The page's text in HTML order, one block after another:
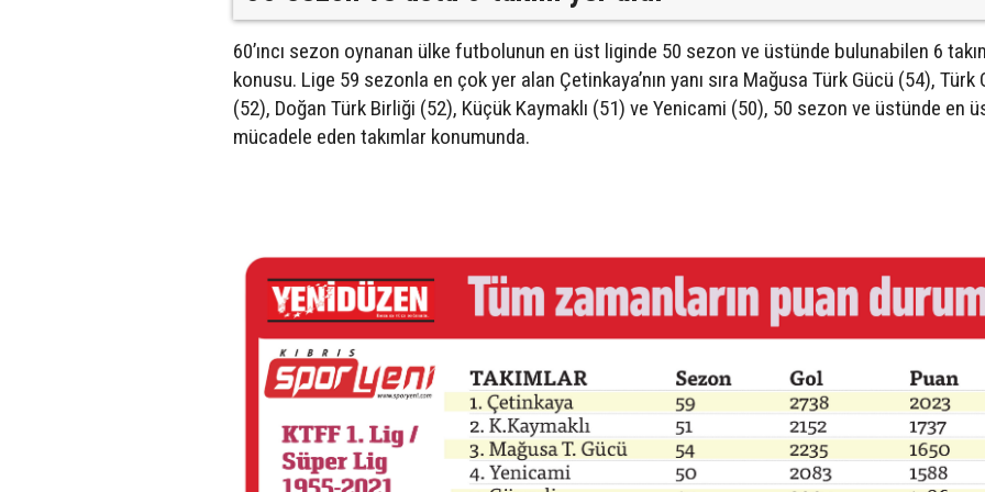
60’ıncı sezon oynanan ülke futbolunun en üst liginde 50 sezon ve üstünde bulunabilen 6
konusu. Lige 59 sezonla en çok yer alan Çetinkaya’nın yanı sıra Mağusa Türk Gücü (54), Türk
(52), Doğan Türk Birliği (52), Küçük Kaymaklı (51) ve Yenicami (50), 50 sezon ve üstünde en
mücadele eden takımlar konumunda.